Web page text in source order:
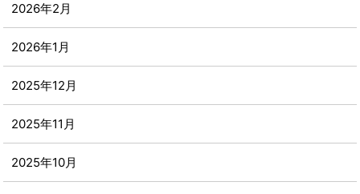
2026年2月
2026年1月
2025年12月
2025年11月
2025年10月